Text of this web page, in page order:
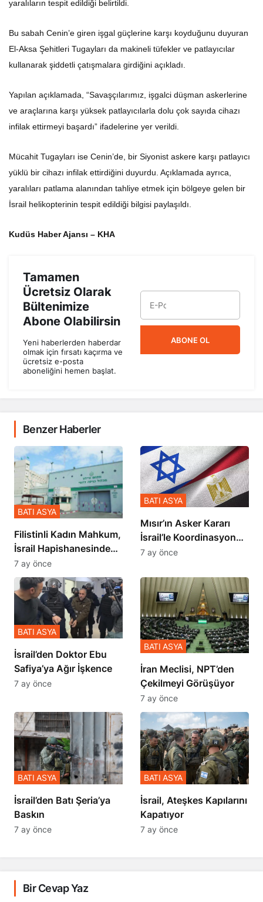
yaralıların tespit edildiği belirtildi.
Bu sabah Cenin’e giren işgal güçlerine karşı koyduğunu duyuran
El-Aksa Şehitleri Tugayları da makineli tüfekler ve patlayıcılar
kullanarak şiddetli çatışmalara girdiğini açıkladı.
Yapılan açıklamada, “Savaşçılarımız, işgalci düşman askerlerine
ve araçlarına karşı yüksek patlayıcılarla dolu çok sayıda cihazı
infilak ettirmeyi başardı” ifadelerine yer verildi.
Mücahit Tugayları ise Cenin’de, bir Siyonist askere karşı patlayıcı
yüklü bir cihazı infilak ettirdiğini duyurdu. Açıklamada ayrıca,
yaralıları patlama alanından tahliye etmek için bölgeye gelen bir
İsrail helikopterinin tespit edildiği bilgisi paylaşıldı.
Kudüs Haber Ajansı – KHA
Tamamen
Ücretsiz Olarak
Bültenimize
Abone Olabilirsin
Yeni haberlerden haberdar
olmak için fırsatı kaçırma ve
ücretsiz e-posta
aboneliğini hemen başlat.
ABONE OL
Benzer Haberler
Filistinli Kadın Mahkum,
İsrail Hapishanesindeki
Zulmü Anlattı
BATI ASYA
7 ay önce
Mısır’ın Asker Kararı
İsrail’le Koordinasyon
İçinde Gerçekleşmiş
BATI ASYA
7 ay önce
İsrail’den Doktor Ebu
Safiya’ya Ağır İşkence
BATI ASYA
7 ay önce
İran Meclisi, NPT’den
Çekilmeyi Görüşüyor
BATI ASYA
7 ay önce
​​​​​​​İsrail’den Batı Şeria’ya
Baskın
BATI ASYA
7 ay önce
İsrail, Ateşkes Kapılarını
Kapatıyor
BATI ASYA
7 ay önce
Bir Cevap Yaz